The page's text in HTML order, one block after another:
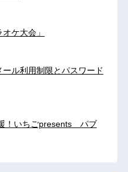
ケ大会」
ール利用制限とパスワード
！いちごpresents パブ